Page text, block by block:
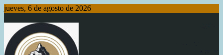
Saltar
contenido
jueves, 6 de agosto de 2026